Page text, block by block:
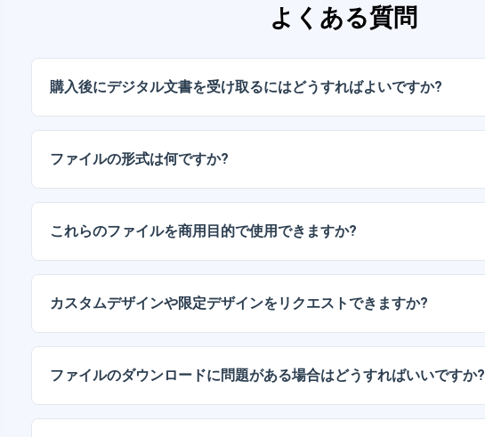
よくある質問
購入後にデジタル文書を受け取るにはどうすればよいですか?
ファイルの形式は何ですか?
これらのファイルを商用目的で使用できますか?
カスタムデザインや限定デザインをリクエストできますか?
ファイルのダウンロードに問題がある場合はどうすればいいですか?